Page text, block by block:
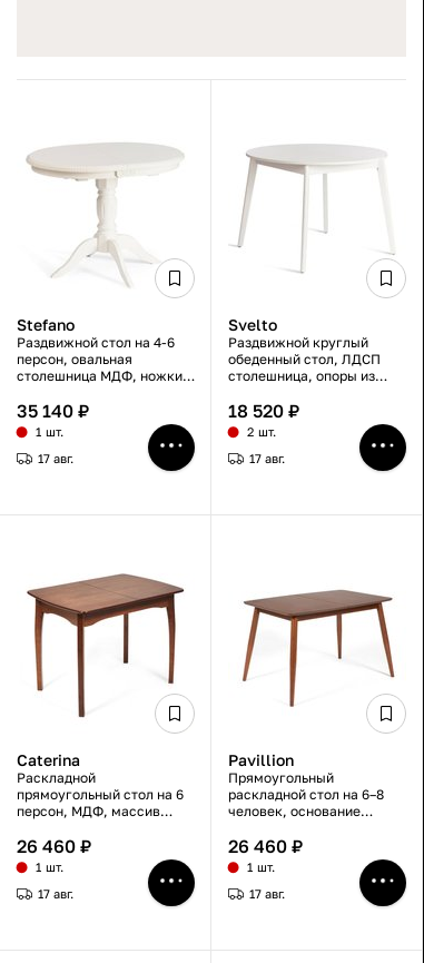
Stefano
Раздвижной стол на 4-6
персон, овальная
столешница МДФ, ножки
(цвет ivory white),
100+30×80×77 см
35 140 ₽
1 шт.
17 авг.
Svelto
Раздвижной круглый
обеденный стол, ЛДСП
столешница, опоры из
105×105(140)×74.5 см
18 520 ₽
2 шт.
17 авг.
Caterina
Раскладной
прямоугольный стол на 6
персон, МДФ, массив
100(130)×70×75 см
26 460 ₽
1 шт.
17 авг.
Pavillion
Прямоугольный
раскладной стол на 6–8
человек, основание
МДФ, коричневый,
120(160)×80×75 см
26 460 ₽
1 шт.
17 авг.